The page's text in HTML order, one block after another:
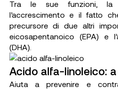
Tra le sue funzioni, la
l’accrescimento e il fatto
precursore di due altri
eicosapentanoico (EPA) e
(DHA).
Acido alfa-linoleico:
Aiuta a prevenire e